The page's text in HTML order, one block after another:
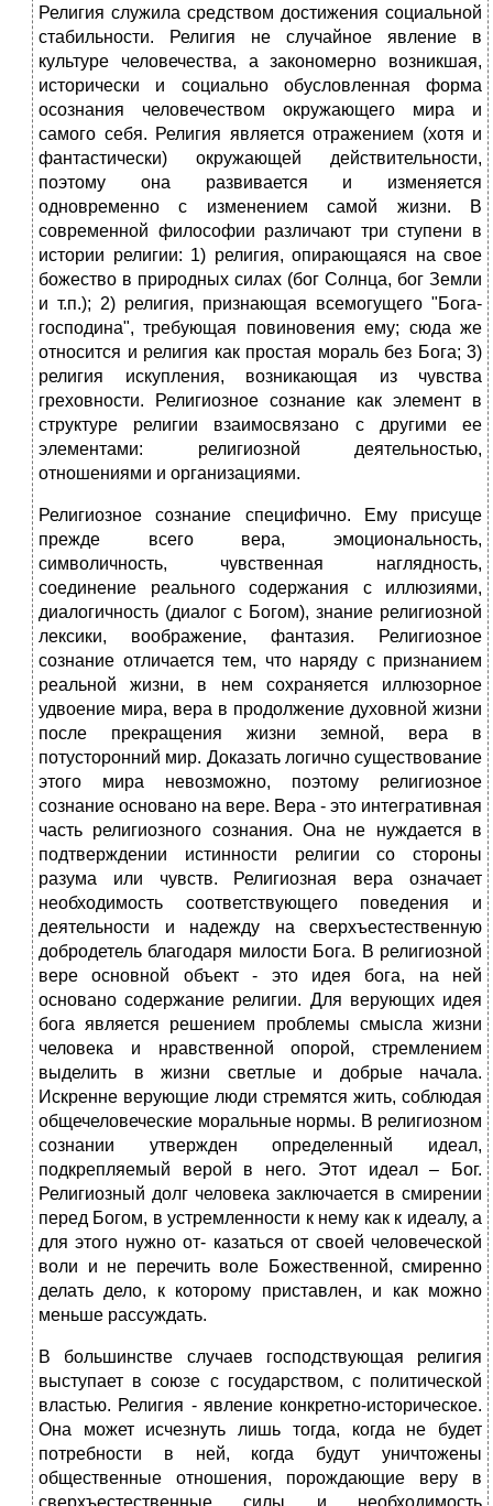
Религия служила средством достижения социальной
стабильности. Религия не случайное явление в
культуре человечества, а закономерно возникшая,
исторически и социально обусловленная форма
осознания человечеством окружающего мира и
самого себя. Религия является отражением (хотя и
фантастически) окружающей действительности,
поэтому она развивается и изменяется
одновременно с изменением самой жизни. В
современной философии различают три ступени в
истории религии: 1) религия, опирающаяся на свое
божество в природных силах (бог Солнца, бог Земли
и т.п.); 2) религия, признающая всемогущего "Бога-
господина", требующая повиновения ему; сюда же
относится и религия как простая мораль без Бога; 3)
религия искупления, возникающая из чувства
греховности. Религиозное сознание как элемент в
структуре религии взаимосвязано с другими ее
элементами: религиозной деятельностью,
отношениями и организациями.
Религиозное сознание специфично. Ему присуще
прежде всего вера, эмоциональность,
символичность, чувственная наглядность,
соединение реального содержания с иллюзиями,
диалогичность (диалог с Богом), знание религиозной
лексики, воображение, фантазия. Религиозное
сознание отличается тем, что наряду с признанием
реальной жизни, в нем сохраняется иллюзорное
удвоение мира, вера в продолжение духовной жизни
после прекращения жизни земной, вера в
потусторонний мир. Доказать логично существование
этого мира невозможно, поэтому религиозное
сознание основано на вере. Вера - это интегративная
часть религиозного сознания. Она не нуждается в
подтверждении истинности религии со стороны
разума или чувств. Религиозная вера означает
необходимость соответствующего поведения и
деятельности и надежду на сверхъестественную
добродетель благодаря милости Бога. В религиозной
вере основной объект - это идея бога, на ней
основано содержание религии. Для верующих идея
бога является решением проблемы смысла жизни
человека и нравственной опорой, стремлением
выделить в жизни светлые и добрые начала.
Искренне верующие люди стремятся жить, соблюдая
общечеловеческие моральные нормы. В религиозном
сознании утвержден определенный идеал,
подкрепляемый верой в него. Этот идеал – Бог.
Религиозный долг человека заключается в смирении
перед Богом, в устремленности к нему как к идеалу, а
для этого нужно от- казаться от своей человеческой
воли и не перечить воле Божественной, смиренно
делать дело, к которому приставлен, и как можно
меньше рассуждать.
В большинстве случаев господствующая религия
выступает в союзе с государством, с политической
властью. Религия - явление конкретно-историческое.
Она может исчезнуть лишь тогда, когда не будет
потребности в ней, когда будут уничтожены
общественные отношения, порождающие веру в